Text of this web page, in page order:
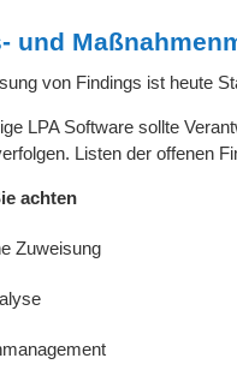
und
von Findings ist heute
LPA Software sollte
Listen der offenen
achten
Zuweisung